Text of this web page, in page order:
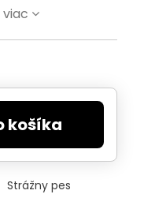
košíka
Strážny pes